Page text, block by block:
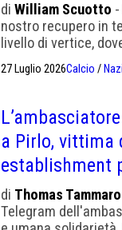
di William Scuotto
nostro recupero in
livello di vertice,
27 Luglio 2026Calcio /
a Pirlo, vittima
establishment
di Thomas Tammaro
Telegram